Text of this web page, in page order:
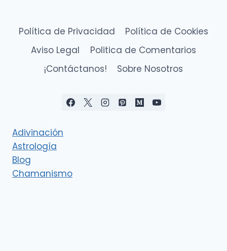
Política de Privacidad
Política de Cookies
Aviso Legal
Politica de Comentarios
¡Contáctanos!
Sobre Nosotros
Adivinación
Astrología
Blog
Chamanismo